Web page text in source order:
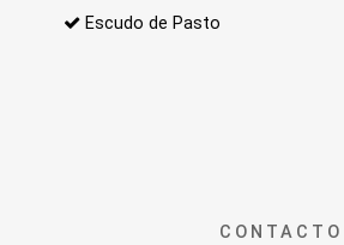
Escudo de Pasto
CONTACTO